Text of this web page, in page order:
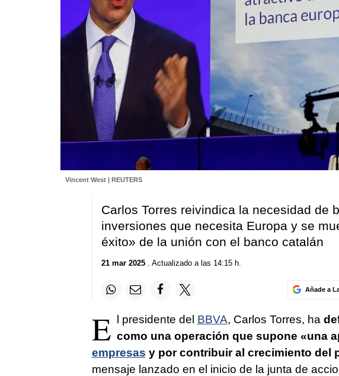
Vincent West | REUTERS
Carlos Torres reivindica la necesidad de
inversiones que necesita Europa y se
éxito» de la unión con el banco catalán
21 mar 2025. Actualizado a las 14:15 h.
Añade a
E l presidente del BBVA, Carlos Torres, ha
como una operación que supone «una
empresas y por contribuir al crecimiento del
mensaje lanzado en el inicio de la junta de